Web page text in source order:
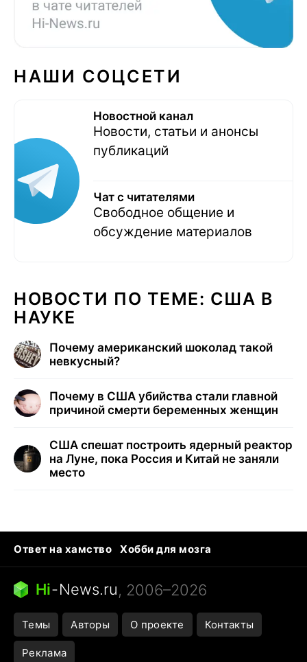
НАШИ СОЦСЕТИ
Новостной канал
Новости, статьи и анонсы
публикаций
Чат с читателями
Свободное общение и
обсуждение материалов
НОВОСТИ ПО ТЕМЕ: США В
НАУКЕ
Почему американский шоколад такой
невкусный?
Почему в США убийства стали главной
причиной смерти беременных женщин
США спешат построить ядерный реактор
на Луне, пока Россия и Китай не заняли
место
Ответ на хамство
Хобби для мозга
Бензин 100 и 95
Тунцы в океанариуме
Следующая пандемия
Hi-News.ru, 2006–2026
Темы Авторы О проекте Контакты
Реклама